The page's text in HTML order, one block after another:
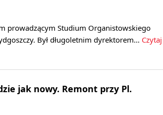
prowadzącym Studium Organistowskiego
Był długoletnim dyrektorem… Czytaj
jak nowy. Remont przy Pl.